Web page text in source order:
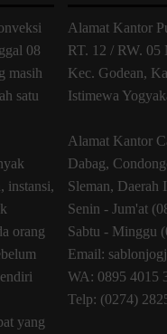
08
masih
satu
instansi,
orang
yang
Alamat Kantor
RT. 12 / RW. 05
Kec. Godean,
Istimewa
Alamat Kantor
Dabag,
Sleman, Daerah
Senin - Jum'at
Sabtu - Minggu
Email:
WA: 0895 4015
Telp: (0274)